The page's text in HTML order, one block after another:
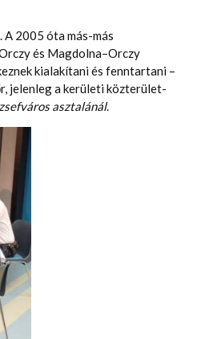
A 2005 óta más-más
és Magdolna–Orczy
kialakítani és fenntartani –
jelenleg a kerületi közterület-
asztalánál.